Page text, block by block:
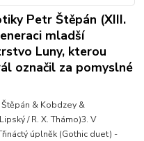
Petr Štěpán (XIII.
mladší
Luny, kterou
označil za pomyslné
& Kobdzey &
/ R. X. Thámo)3. V
úplněk (Gothic duet) -